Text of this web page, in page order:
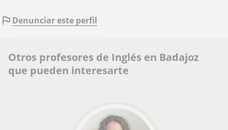
Denunciar este perfil
Otros profesores de Inglés en Badajoz
que pueden interesarte